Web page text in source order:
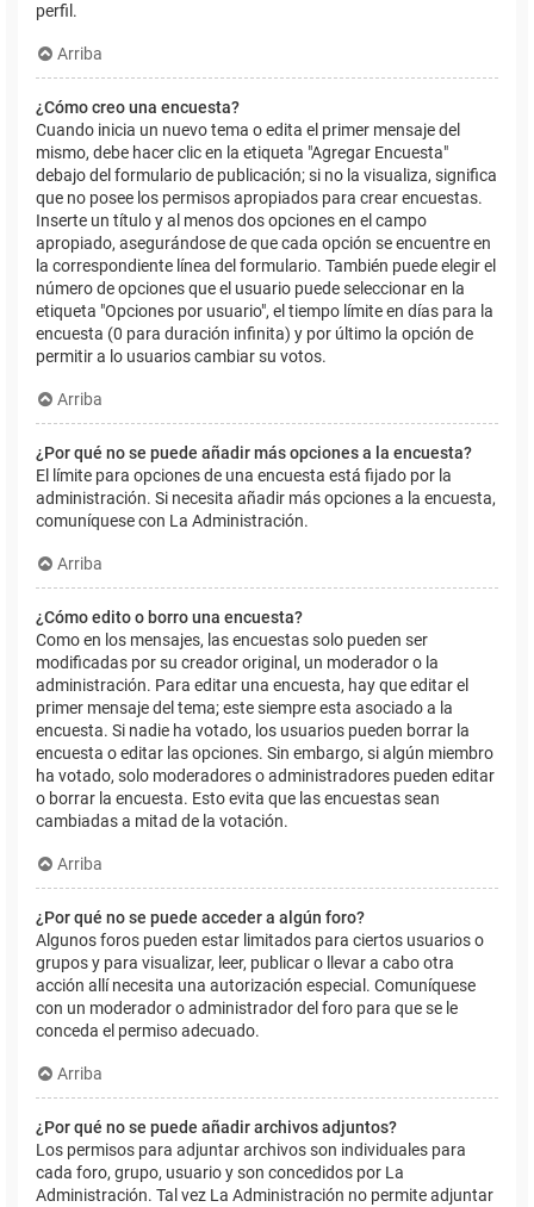
perfil.
Arriba
¿Cómo creo una encuesta?
Cuando inicia un nuevo tema o edita el primer mensaje del
mismo, debe hacer clic en la etiqueta "Agregar Encuesta"
debajo del formulario de publicación; si no la visualiza, significa
que no posee los permisos apropiados para crear encuestas.
Inserte un título y al menos dos opciones en el campo
apropiado, asegurándose de que cada opción se encuentre en
la correspondiente línea del formulario. También puede elegir el
número de opciones que el usuario puede seleccionar en la
etiqueta "Opciones por usuario", el tiempo límite en días para la
encuesta (0 para duración infinita) y por último la opción de
permitir a lo usuarios cambiar su votos.
Arriba
¿Por qué no se puede añadir más opciones a la encuesta?
El límite para opciones de una encuesta está fijado por la
administración. Si necesita añadir más opciones a la encuesta,
comuníquese con La Administración.
Arriba
¿Cómo edito o borro una encuesta?
Como en los mensajes, las encuestas solo pueden ser
modificadas por su creador original, un moderador o la
administración. Para editar una encuesta, hay que editar el
primer mensaje del tema; este siempre esta asociado a la
encuesta. Si nadie ha votado, los usuarios pueden borrar la
encuesta o editar las opciones. Sin embargo, si algún miembro
ha votado, solo moderadores o administradores pueden editar
o borrar la encuesta. Esto evita que las encuestas sean
cambiadas a mitad de la votación.
Arriba
¿Por qué no se puede acceder a algún foro?
Algunos foros pueden estar limitados para ciertos usuarios o
grupos y para visualizar, leer, publicar o llevar a cabo otra
acción allí necesita una autorización especial. Comuníquese
con un moderador o administrador del foro para que se le
conceda el permiso adecuado.
Arriba
¿Por qué no se puede añadir archivos adjuntos?
Los permisos para adjuntar archivos son individuales para
cada foro, grupo, usuario y son concedidos por La
Administración. Tal vez La Administración no permite adjuntar